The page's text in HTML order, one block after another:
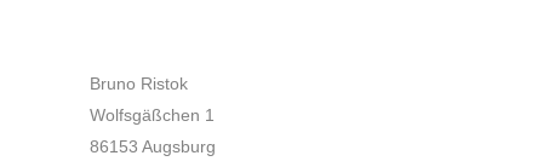
Bruno Ristok
Wolfsgäßchen 1
86153 Augsburg